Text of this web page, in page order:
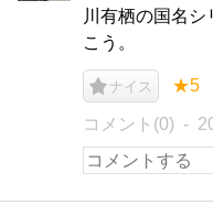
川有栖の国名
こう。
ナイス ★5
コメント(0)